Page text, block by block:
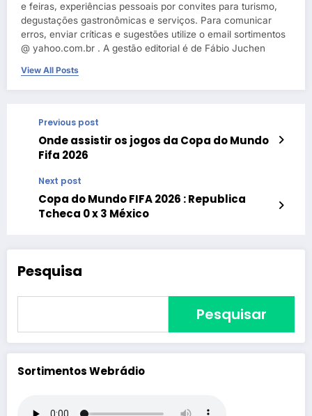
e feiras, experiências pessoais por convites para turismo,
degustações gastronômicas e serviços. Para comunicar
erros, enviar críticas e sugestões utilize o email sortimentos
@ yahoo.com.br . A gestão editorial é de Fábio Juchen
View All Posts
Previous post
Onde assistir os jogos da Copa do Mundo
Fifa 2026
Next post
Copa do Mundo FIFA 2026 : Republica
Tcheca 0 x 3 México
Pesquisa
Pesquisar
Sortimentos Webrádio